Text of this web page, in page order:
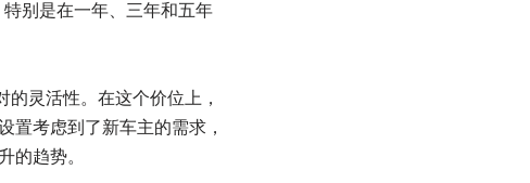
别是在一年、三年和五年
灵活性。在这个价位上，
置考虑到了新车主的需求，
的趋势。